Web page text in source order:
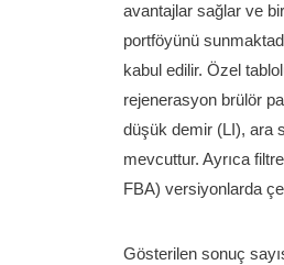
avantajlar sağlar ve
portföyünü
kabul edilir. Özel
rejenerasyon brülör
düşük demir (LI), ara
mevcuttur. Ayrıca
FBA) versiyonlarda
Gösterilen sonuç